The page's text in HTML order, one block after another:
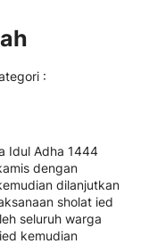
:
Idul Adha 1444
dengan
dilanjutkan
sholat ied
seluruh warga
kemudian